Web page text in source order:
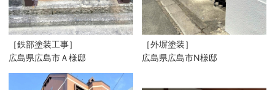
［鉄部塗装工事］
広島県広島市Ａ様邸
［外塀塗装］
広島県広島市N様邸